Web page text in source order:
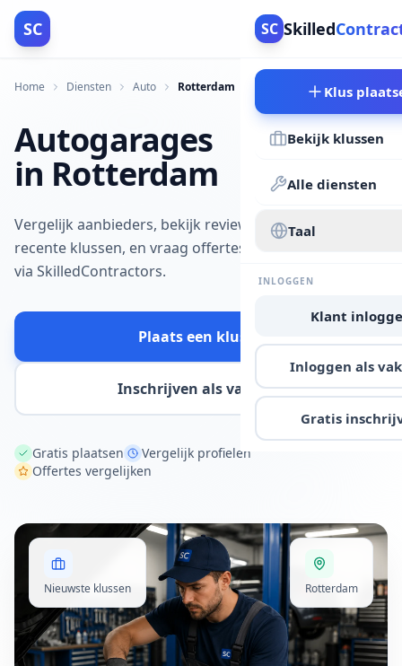
SC SC Skilled
Klus
Bekijk klussen
Alle diensten
Taal
INLOGGEN
Klant
Inloggen als
Gratis
Home Diensten Auto Rotterdam
Autogarages
in Rotterdam
Vergelijk aanbieders, bekijk reviews en
recente klussen, en vraag offertes aan
via SkilledContractors.
Plaats een klus
Inschrijven als vakman
Gratis plaatsen
Vergelijk profielen
Offertes vergelijken
Nieuwste klussen Rotterdam